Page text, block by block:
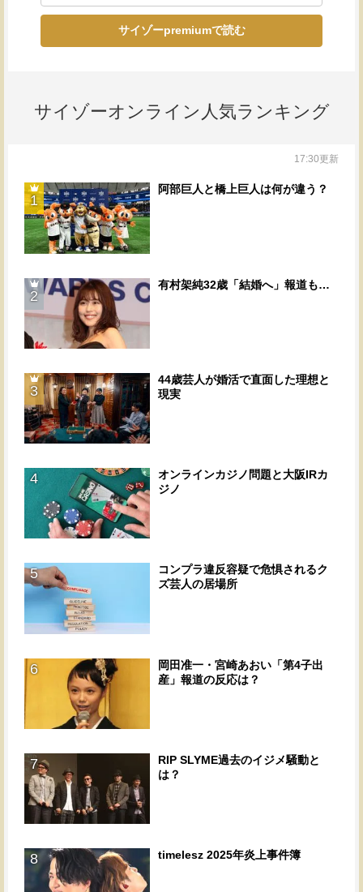
サイゾーpremiumで読む
サイゾーオンライン人気ランキング
17:30更新
1
阿部巨人と橋上巨人は何が違う？
2
有村架純32歳「結婚へ」報道も…
3
44歳芸人が婚活で直面した理想と
現実
4
オンラインカジノ問題と大阪IRカ
ジノ
5
コンプラ違反容疑で危惧されるク
ズ芸人の居場所
6
岡田准一・宮崎あおい「第4子出
産」報道の反応は？
7
RIP SLYME過去のイジメ騒動と
は？
8 timelesz 2025年炎上事件簿